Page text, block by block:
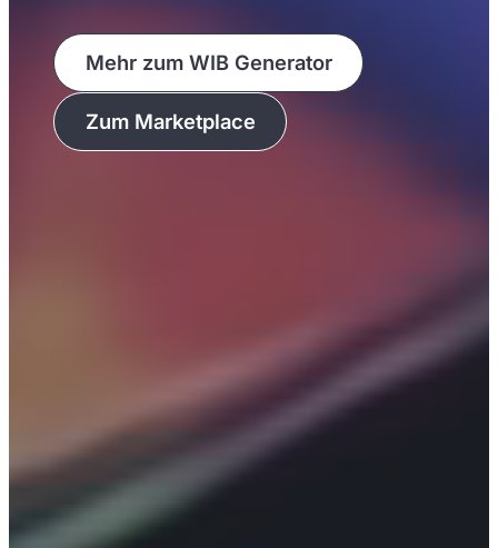
Mehr zum WIB Generator
Zum Marketplace